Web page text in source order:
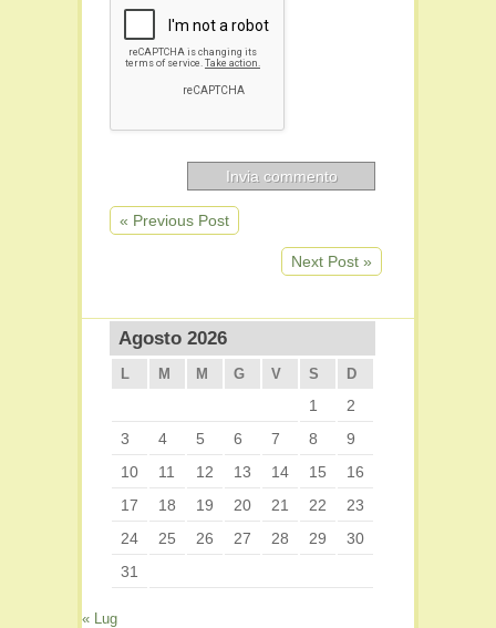
« Previous Post
Next Post »
Agosto 2026
L M M G V S D
1
2
3
4 5 6 7 8
9
10
11 12 13 14 15
16
17
18 19 20 21 22
23
24
25 26 27 28 29
30
31
« Lug